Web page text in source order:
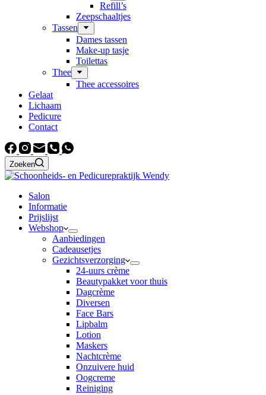
Refill’s
Zeepschaaltjes
Tassen
Dames tassen
Make-up tasje
Toilettas
Thee
Thee accessoires
Gelaat
Lichaam
Pedicure
Contact
Zoeken
Salon
Informatie
Prijslijst
Webshop
Aanbiedingen
Cadeausetjes
Gezichtsverzorging
24-uurs crème
Beautypakket voor thuis
Dagcrème
Diversen
Face Bars
Lipbalm
Lotion
Maskers
Nachtcrème
Onzuivere huid
Oogcreme
Reiniging